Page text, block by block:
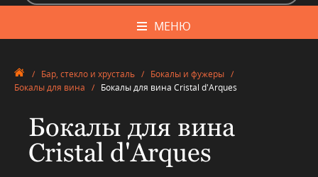
МЕНЮ
/ Бар, стекло и хрусталь / Бокалы и фужеры /
Бокалы для вина / Бокалы для вина Cristal d'Arques
Бокалы для вина
Cristal d'Arques